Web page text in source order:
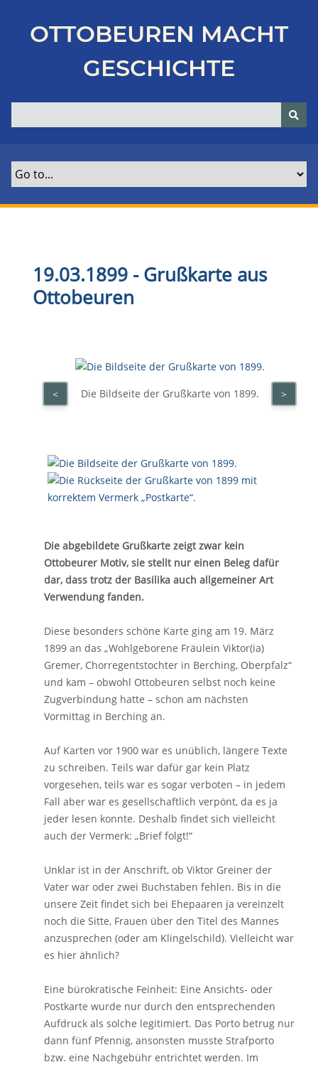
p
OTTOBEUREN MACHT
GESCHICHTE
19.03.1899 - Grußkarte aus
Ottobeuren
Die Bildseite der Grußkarte von 1899.
< >
Die abgebildete Grußkarte zeigt zwar kein
Ottobeurer Motiv, sie stellt nur einen Beleg dafür
dar, dass trotz der Basilika auch allgemeiner Art
Verwendung fanden.
Diese besonders schöne Karte ging am 19. März
1899 an das „Wohlgeborene Fräulein Viktor(ia)
Gremer, Chorregentstochter in Berching, Oberpfalz“
und kam – obwohl Ottobeuren selbst noch keine
Zugverbindung hatte – schon am nächsten
Vormittag in Berching an.
Auf Karten vor 1900 war es unüblich, längere Texte
zu schreiben. Teils war dafür gar kein Platz
vorgesehen, teils war es sogar verboten – in jedem
Fall aber war es gesellschaftlich verpönt, da es ja
jeder lesen konnte. Deshalb findet sich vielleicht
auch der Vermerk: „Brief folgt!“
Unklar ist in der Anschrift, ob Viktor Greiner der
Vater war oder zwei Buchstaben fehlen. Bis in die
unsere Zeit findet sich bei Ehepaaren ja vereinzelt
noch die Sitte, Frauen über den Titel des Mannes
anzusprechen (oder am Klingelschild). Vielleicht war
es hier ähnlich?
Eine bürokratische Feinheit: Eine Ansichts- oder
Postkarte wurde nur durch den entsprechenden
Aufdruck als solche legitimiert. Das Porto betrug nur
dann fünf Pfennig, ansonsten musste Strafporto
bzw. eine Nachgebühr entrichtet werden. Im